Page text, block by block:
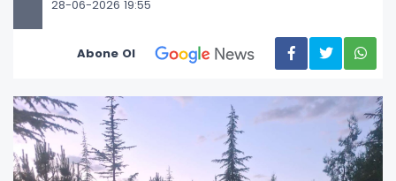
28-06-2026 19:55
Abone Ol